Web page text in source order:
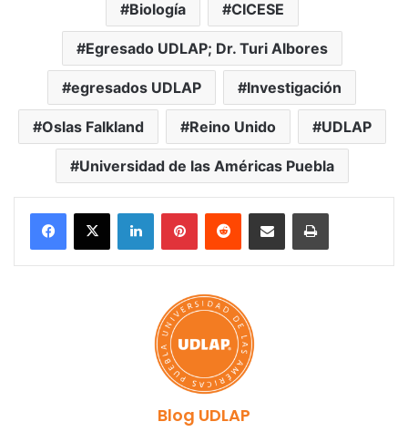
Biología CICESE
Egresado UDLAP; Dr. Turi Albores
egresados UDLAP Investigación
Oslas Falkland Reino Unido UDLAP
Universidad de las Américas Puebla
LinkedInPinterestReddit Share via Email Print
Blog UDLAP